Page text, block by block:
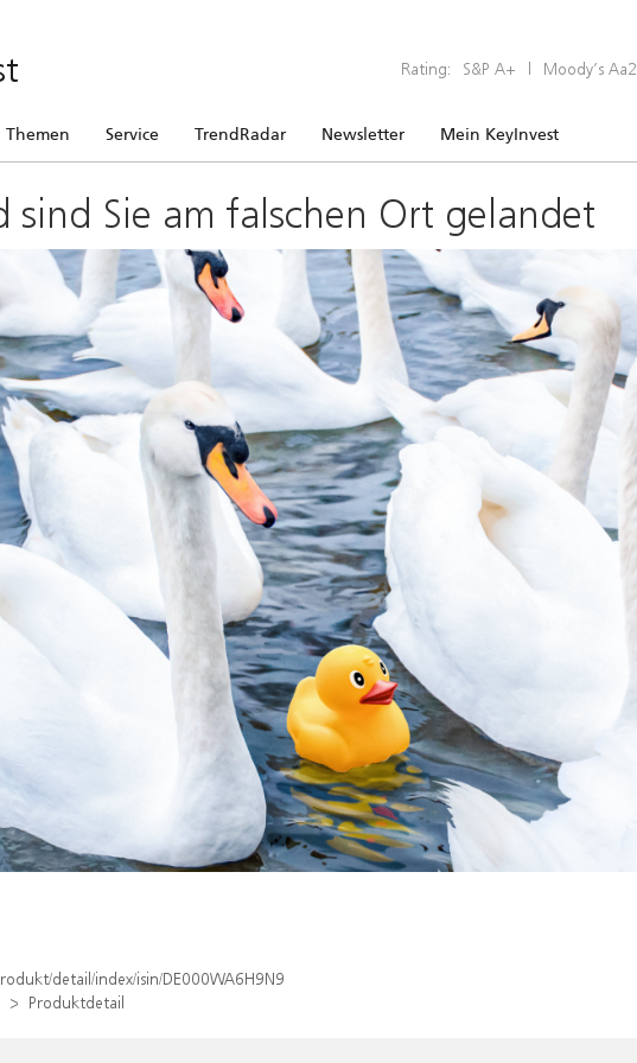
Rating: S&P A+ | Moody’s Aa2
Themen Service TrendRadar Newsletter Mein KeyInvest
sind Sie am falschen Ort gelandet
detail/index/isin/DE000WA6H9N9
Produktdetail